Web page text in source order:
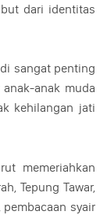
dari identitas
sangat penting
anak muda
kehilangan jati
memeriahkan
Tepung Tawar,
pembacaan syair